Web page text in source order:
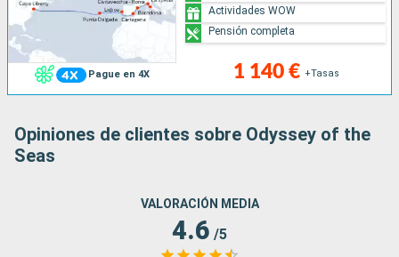
Pague en 4X 1 140 € +Tasas
Actividades WOW
Pensión completa
Opiniones de clientes sobre Odyssey of the
Seas
VALORACIÓN MEDIA
4.6 /5